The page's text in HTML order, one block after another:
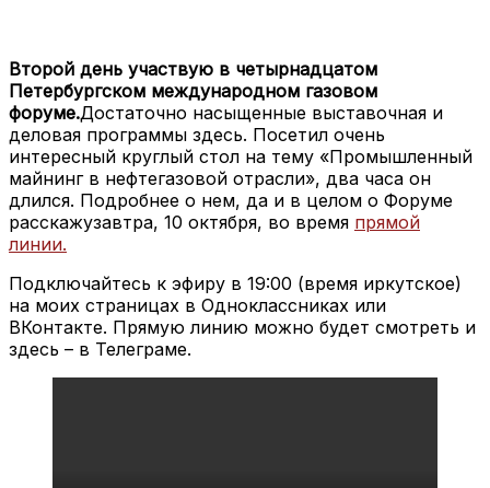
Второй день участвую в четырнадцатом
Петербургском международном газовом
форуме.Достаточно насыщенные выставочная и
деловая программы здесь. Посетил очень
интересный круглый стол на тему «Промышленный
майнинг в нефтегазовой отрасли», два часа он
длился. Подробнее о нем, да и в целом о Форуме
расскажузавтра, 10 октября, во время прямой
линии.
Подключайтесь к эфиру в 19:00 (время иркутское)
на моих страницах в Одноклассниках или
ВКонтакте. Прямую линию можно будет смотреть и
здесь – в Телеграме.